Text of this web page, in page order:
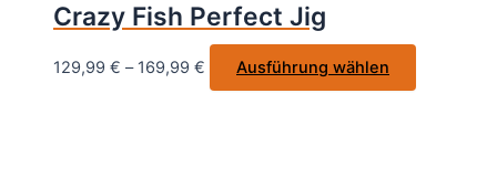
auf
der
Crazy Fish Perfect Jig
129,99 € – 169,99 € Ausführung wählen
Produkt